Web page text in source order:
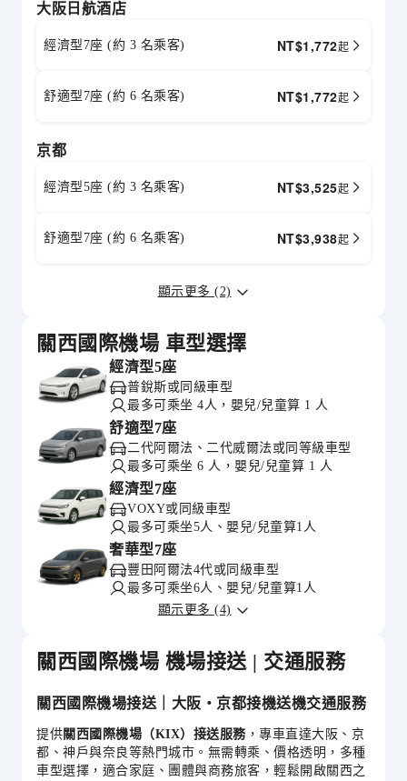
大阪日航酒店
經濟型7座 (約 3 名乘客) NT$1,772起
舒適型7座 (約 6 名乘客) NT$1,772起
京都
經濟型5座 (約 3 名乘客) NT$3,525起
舒適型7座 (約 6 名乘客) NT$3,938起
顯示更多 (2)
關西國際機場 車型選擇
經濟型5座
普銳斯或同級車型
最多可乘坐 4人，嬰兒/兒童算 1 人
舒適型7座
二代阿爾法、二代威爾法或同等級車型
最多可乘坐 6 人，嬰兒/兒童算 1 人
經濟型7座
VOXY或同級車型
最多可乘坐5人、嬰兒/兒童算1人
奢華型7座
豐田阿爾法4代或同級車型
最多可乘坐6人、嬰兒/兒童算1人
顯示更多 (4)
關西國際機場 機場接送 | 交通服務
關西國際機場接送｜大阪・京都接機送機交通服務
提供關西國際機場（KIX）接送服務 ，專車直達大阪、京
都、神戶與奈良等熱門城市。無需轉乘、價格透明，多種
車型選擇，適合家庭、團體與商務旅客，輕鬆開啟關西之